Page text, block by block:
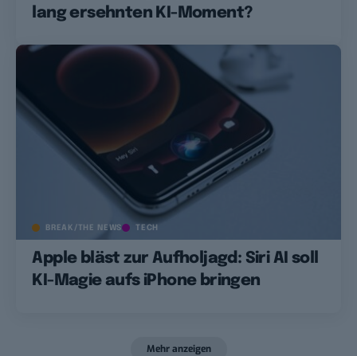
lang ersehnten KI-Moment?
BREAK/THE NEWS TECH
Apple bläst zur Aufholjagd: Siri AI soll
KI-Magie aufs iPhone bringen
Mehr anzeigen